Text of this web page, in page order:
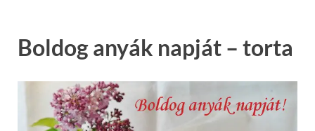
Boldog anyák napját – torta